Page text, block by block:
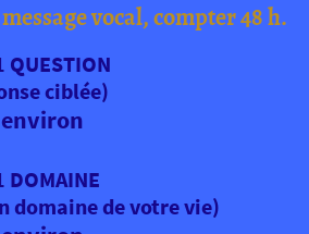
vocal, compter 48 h.
QUESTION
ciblée)
environ
DOMAINE
domaine de votre vie)